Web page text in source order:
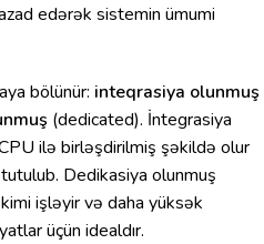
edərək sistemin ümumi
bölünür: inteqrasiya olunmuş
(dedicated). İntegrasiya
ilə birləşdirilmiş şəkildə olur
Dedikasiya olunmuş
işləyir və daha yüksək
üçün idealdır.